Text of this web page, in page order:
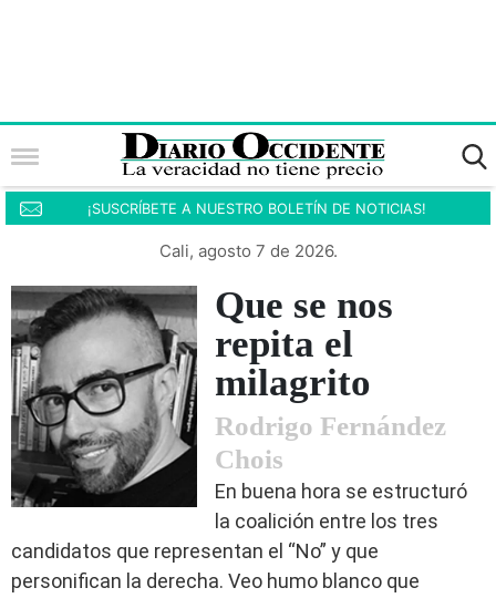
¡SUSCRÍBETE A NUESTRO BOLETÍN DE NOTICIAS!
Cali, agosto 7 de 2026.
Que se nos
repita el
milagrito
Rodrigo Fernández
Chois
En buena hora se estructuró
la coalición entre los tres
candidatos que representan el “No” y que
personifican la derecha. Veo humo blanco que